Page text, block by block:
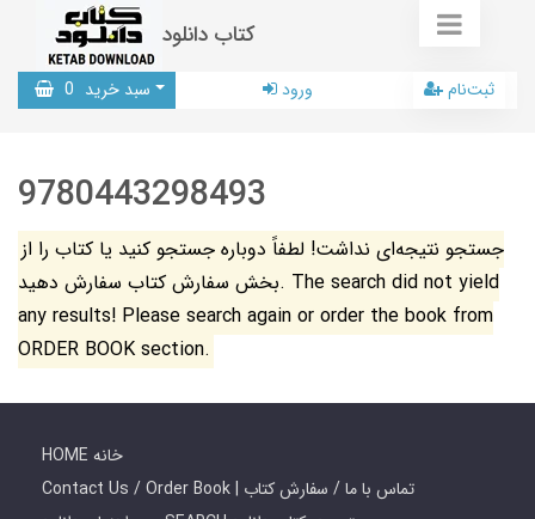
کتاب دانلود
سبد خرید 0 ورود ثبت‌نام
9780443298493
جستجو نتیجه‌ای نداشت! لطفاً دوباره جستجو کنید یا کتاب را از
بخش سفارش کتاب سفارش دهید. The search did not yield
any results! Please search again or order the book from
ORDER BOOK section.
HOME خانه
Contact Us / Order Book | تماس با ما / سفارش کتاب